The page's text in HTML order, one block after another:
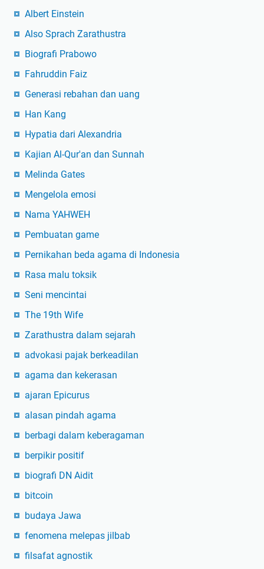
Albert Einstein
Also Sprach Zarathustra
Biografi Prabowo
Fahruddin Faiz
Generasi rebahan dan uang
Han Kang
Hypatia dari Alexandria
Kajian Al-Qur'an dan Sunnah
Melinda Gates
Mengelola emosi
Nama YAHWEH
Pembuatan game
Pernikahan beda agama di Indonesia
Rasa malu toksik
Seni mencintai
The 19th Wife
Zarathustra dalam sejarah
advokasi pajak berkeadilan
agama dan kekerasan
ajaran Epicurus
alasan pindah agama
berbagi dalam keberagaman
berpikir positif
biografi DN Aidit
bitcoin
budaya Jawa
fenomena melepas jilbab
filsafat agnostik